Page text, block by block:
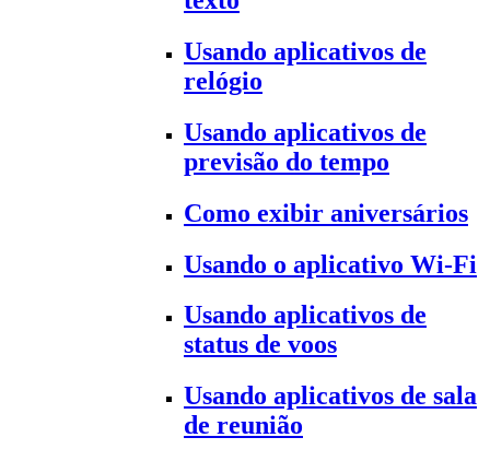
Usando aplicativos de
relógio
Usando aplicativos de
previsão do tempo
Como exibir aniversários
Usando o aplicativo Wi-Fi
Usando aplicativos de
status de voos
Usando aplicativos de sala
de reunião